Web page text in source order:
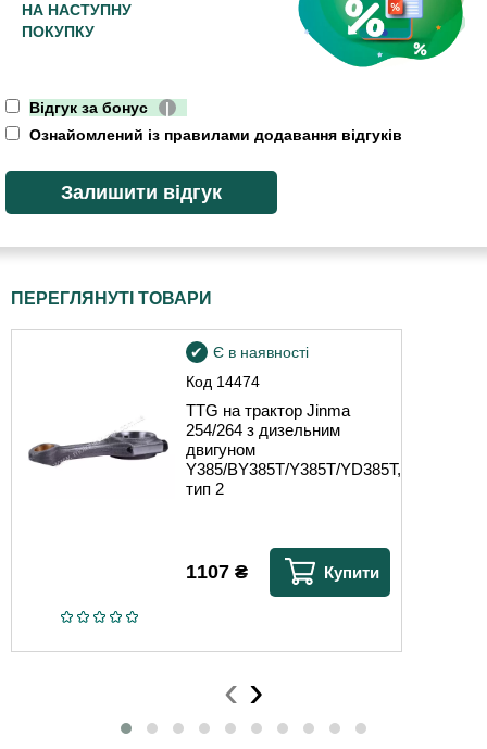
НА НАСТУПНУ
ПОКУПКУ
Відгук за бонус
|
Ознайомлений із правилами додавання відгуків
ПЕРЕГЛЯНУТІ ТОВАРИ
Код 14474
Є в наявності
TTG на трактор Jinma
254/264 з дизельним
двигуном
Y385/BY385T/Y385T/YD385T,
тип 2
1107 ₴ Купити
‹ ›